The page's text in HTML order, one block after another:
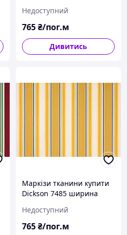
полоска жовтий/білий
Недоступний
765₴/пог.м
Дивитись
Маркізи тканини купити
Dickson 7485 ширина
жовтий/білий
Недоступний
765₴/пог.м